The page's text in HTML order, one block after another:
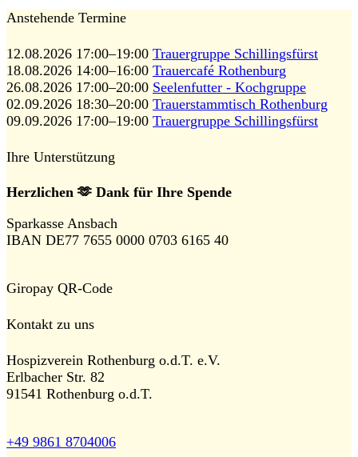
Anstehende Termine
12.08.2026 17:00–19:00 Trauergruppe Schillingsfürst
18.08.2026 14:00–16:00 Trauercafé Rothenburg
26.08.2026 17:00–20:00 Seelenfutter - Kochgruppe
02.09.2026 18:30–20:00 Trauerstammtisch Rothenburg
09.09.2026 17:00–19:00 Trauergruppe Schillingsfürst
Ihre Unterstützung
Herzlichen 🫶 Dank für Ihre Spende
Sparkasse Ansbach
IBAN DE77 7655 0000 0703 6165 40
Giropay QR-Code
Kontakt zu uns
Hospizverein Rothenburg o.d.T. e.V.
Erlbacher Str. 82
91541 Rothenburg o.d.T.
+49 9861 8704006